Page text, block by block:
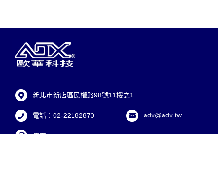
新北市新店區民權路98號11樓之1
電話：02-22182870 adx@adx.tw
傳真：02-22182872